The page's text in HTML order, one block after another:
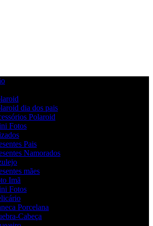
dia dos pais
Polaroid
Fotos
Pais
Namorados
mães
Imã
Fotos
Porcelana
Cabeça